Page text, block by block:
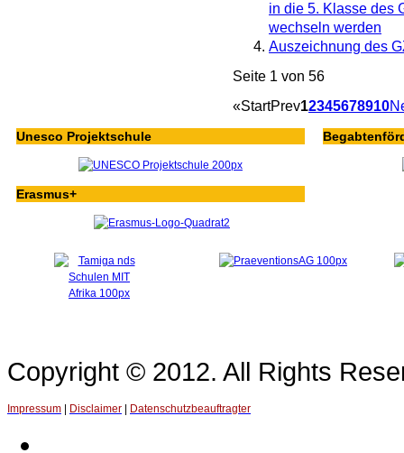
in die 5. Klasse des
wechseln werden
Auszeichnung des
Seite 1 von 56
«StartPrev12345678910
Unesco Projektschule
Erasmus+
Copyright © 2012. All Rights
Impressum Disclaimer Datenschutzbeauftragter